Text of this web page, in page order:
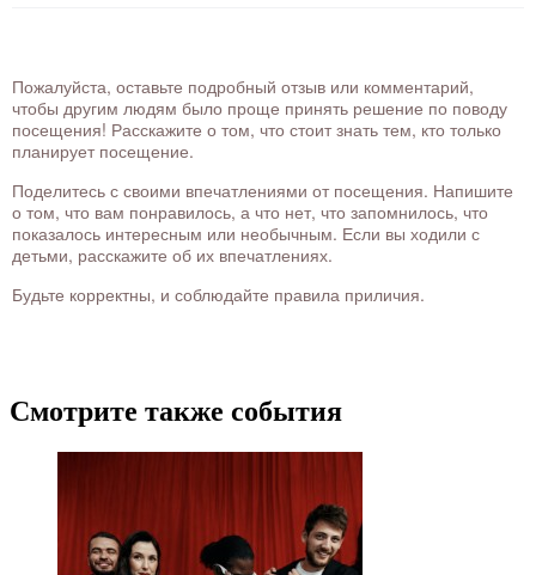
Пожалуйста, оставьте подробный отзыв или комментарий,
чтобы другим людям было проще принять решение по поводу
посещения! Расскажите о том, что стоит знать тем, кто только
планирует посещение.
Поделитесь с своими впечатлениями от посещения. Напишите
о том, что вам понравилось, а что нет, что запомнилось, что
показалось интересным или необычным. Если вы ходили с
детьми, расскажите об их впечатлениях.
Будьте корректны, и соблюдайте правила приличия.
Смотрите также события